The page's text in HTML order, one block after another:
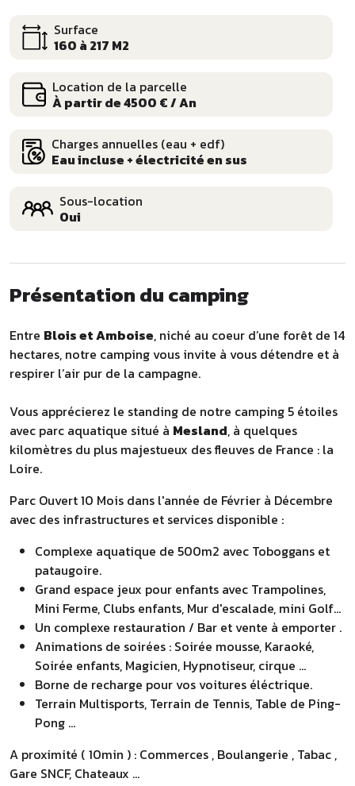
Surface
160 à 217 M2
Location de la parcelle
À partir de 4500 € / An
Charges annuelles (eau + edf)
Eau incluse + électricité en sus
Sous-location
Oui
Présentation du camping
Entre Blois et Amboise, niché au coeur d’une forêt de 14
hectares, notre camping vous invite à vous détendre et à
respirer l’air pur de la campagne.
Vous apprécierez le standing de notre camping 5 étoiles
avec parc aquatique situé à Mesland, à quelques
kilomètres du plus majestueux des fleuves de France : la
Loire.
Parc Ouvert 10 Mois dans l'année de Février à Décembre
avec des infrastructures et services disponible :
Complexe aquatique de 500m2 avec Toboggans et
pataugoire.
Grand espace jeux pour enfants avec Trampolines,
Mini Ferme, Clubs enfants, Mur d'escalade, mini Golf...
Un complexe restauration / Bar et vente à emporter .
Animations de soirées : Soirée mousse, Karaoké,
Soirée enfants, Magicien, Hypnotiseur, cirque ...
Borne de recharge pour vos voitures éléctrique.
Terrain Multisports, Terrain de Tennis, Table de Ping-
Pong ...
A proximité ( 10min ) : Commerces , Boulangerie , Tabac ,
Gare SNCF, Chateaux ...